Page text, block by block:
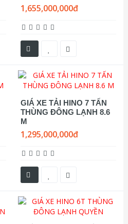
1,655,000,000đ
GIÁ XE TẢI HINO 7 TẤN
THÙNG ĐÔNG LẠNH 8.6
M
1,295,000,000đ